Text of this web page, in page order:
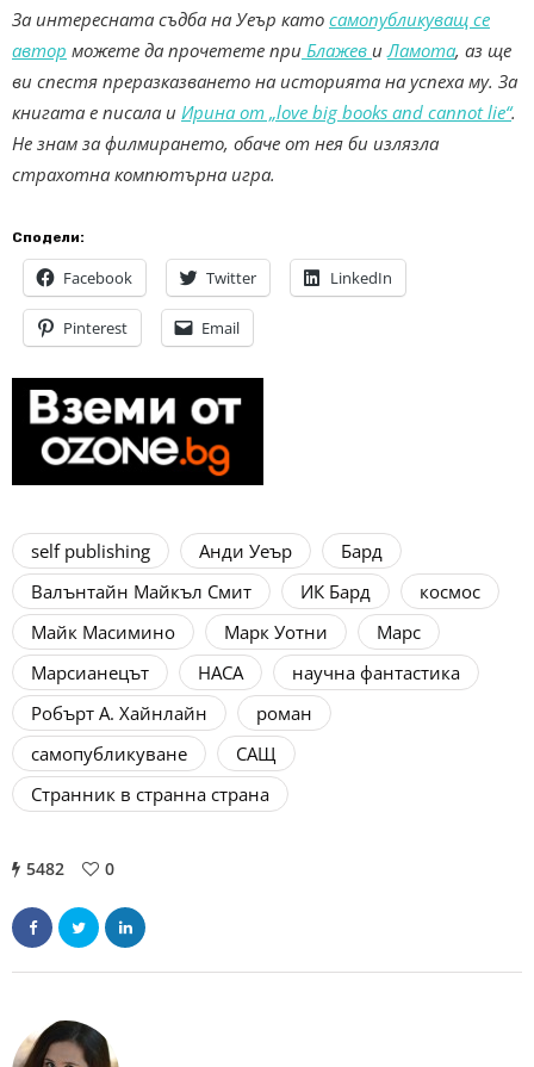
За интересната съдба на Уеър като самопубликуващ се
автор можете да прочетете при Блажев иЛамота, аз ще
ви спестя преразказването на историята на успеха му. За
книгата е писала и Ирина от „love big books and cannot lie“.
Не знам за филмирането, обаче от нея би излязла
страхотна компютърна игра.
Сподели:
Facebook Twitter LinkedIn
Pinterest Email
self publishing Анди Уеър
Бард
Валънтайн Майкъл Смит
ИК Бард
космос
Майк Масимино
Марк Уотни
Марс
Марсианецът
НАСА
научна фантастика
Робърт А. Хайнлайн
роман
самопубликуване
САЩ
Странник в странна страна
5482 0